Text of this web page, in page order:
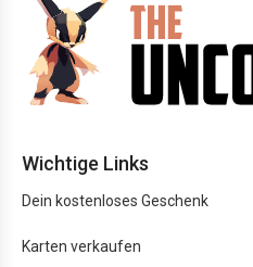
Wichtige Links
Dein kostenloses Geschenk
Karten verkaufen